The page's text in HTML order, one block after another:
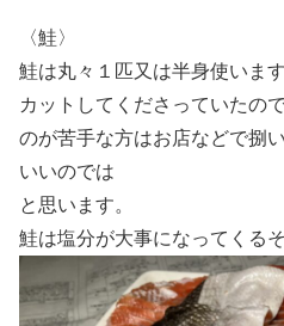
〈鮭〉
鮭は丸々１匹又は半身使いま
カットしてくださっていたの
のが苦手な方はお店などで捌
いいのでは
と思います。
鮭は塩分が大事になってくるそ